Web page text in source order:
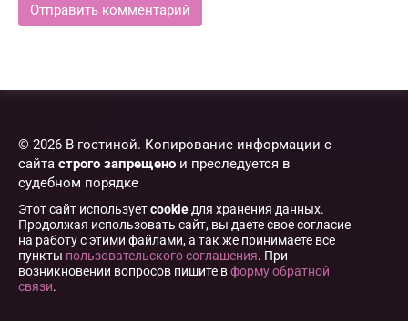
© 2026 В гостиной. Копирование информации с
сайта строго запрещено и преследуется в
судебном порядке
Этот сайт используетcookie для хранения данных.
Продолжая использовать сайт, вы даете свое согласие
на работу с этими файлами, а так же принимаете все
пункты пользовательского соглашения. При
возникновении вопросов пишите вформу обратной
связи.